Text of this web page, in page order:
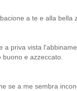
a te e alla bella
a priva vista
e azzeccato.
se a me sembra